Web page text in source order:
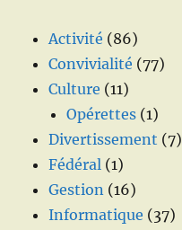
Activité (86)
Convivialité (77)
Culture (11)
Opérettes (1)
Divertissement (7)
Fédéral (1)
Gestion (16)
Informatique (37)